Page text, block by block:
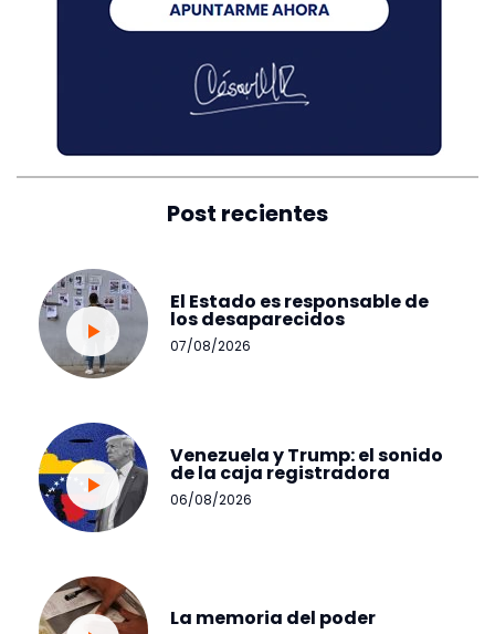
Post recientes
El Estado es responsable de
los desaparecidos
07/08/2026
Venezuela y Trump: el sonido
de la caja registradora
06/08/2026
La memoria del poder